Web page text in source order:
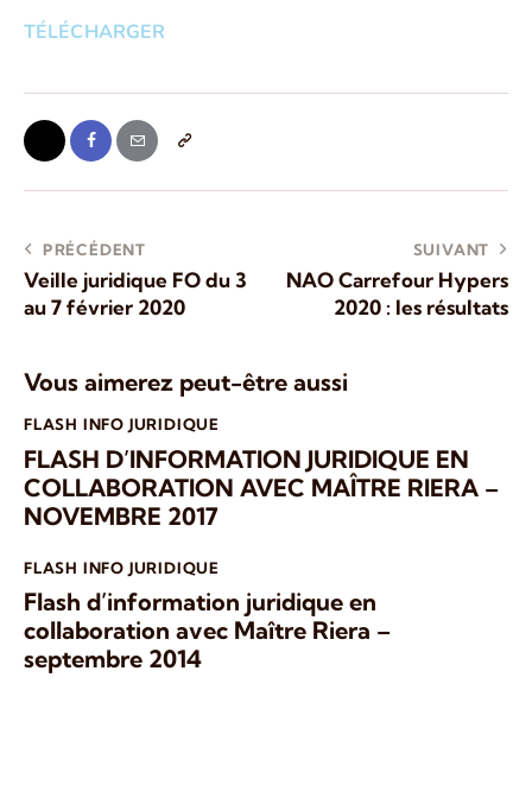
TÉLÉCHARGER
PRÉCÉDENT
Veille juridique FO du 3
au 7 février 2020
SUIVANT
NAO Carrefour Hypers
2020 : les résultats
Vous aimerez peut-être aussi
FLASH INFO JURIDIQUE
FLASH D’INFORMATION JURIDIQUE EN
COLLABORATION AVEC MAÎTRE RIERA –
NOVEMBRE 2017
FLASH INFO JURIDIQUE
Flash d’information juridique en
collaboration avec Maître Riera –
septembre 2014